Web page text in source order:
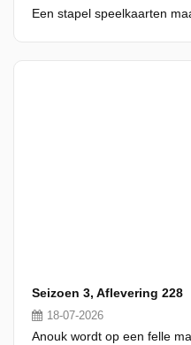
Een stapel speelkaarten
Seizoen 3, Aflevering 228
18-07-2026
Anouk wordt op een felle